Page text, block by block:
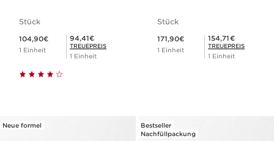
Stück
104,90€
1 Einheit
Mitgliederpreis 94,41€
94,41€
TREUEPREIS
1 Einheit
Stück
171,90€
1 Einheit
Mitgliederpreis 154,71€
154,71€
TREUEPREIS
1 Einheit
Neue formel
Bestseller
Nachfüllpackung